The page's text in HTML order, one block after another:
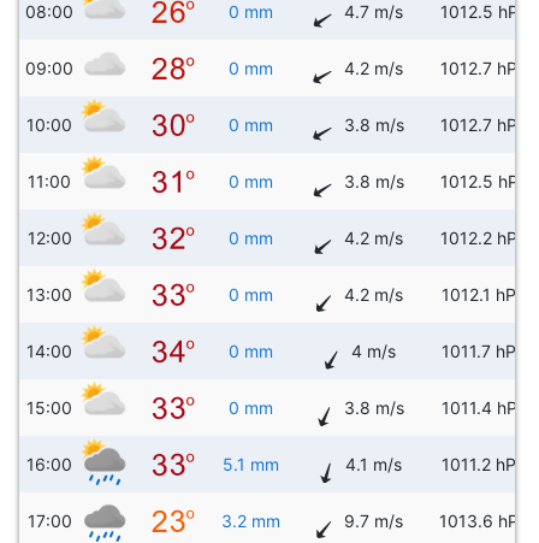
08:00 0 mm 4.7 m/s 1012.5 hPa
09:00 0 mm 4.2 m/s 1012.7 hPa
10:00 0 mm 3.8 m/s 1012.7 hPa
11:00 0 mm 3.8 m/s 1012.5 hPa
12:00 0 mm 4.2 m/s 1012.2 hPa
13:00 0 mm 4.2 m/s 1012.1 hPa
14:00 0 mm 4 m/s 1011.7 hPa
15:00 0 mm 3.8 m/s 1011.4 hPa
16:00 5.1 mm 4.1 m/s 1011.2 hPa
17:00 3.2 mm 9.7 m/s 1013.6 hPa